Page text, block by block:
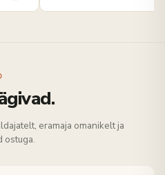
eramaja omanikelt ja
ostuga.